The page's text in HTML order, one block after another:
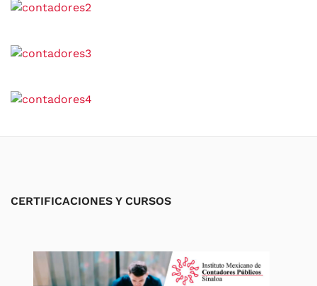
CERTIFICACIONES Y CURSOS